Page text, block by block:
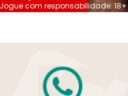
Jogue com responsabilidade. 18+